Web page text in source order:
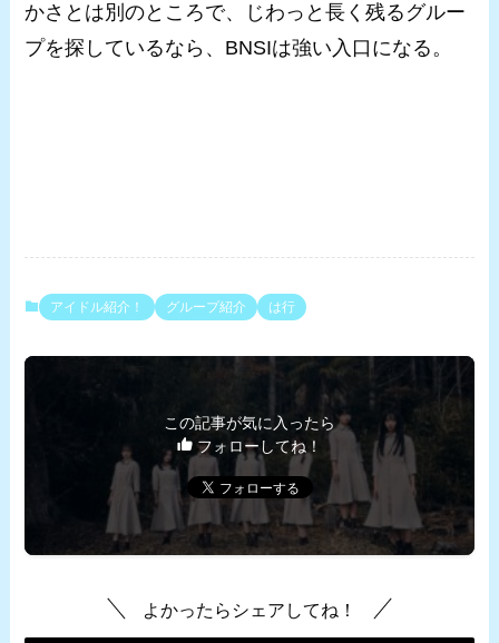
かさとは別のところで、じわっと長く残るグルー
プを探しているなら、BNSIは強い入口になる。
アイドル紹介！ グループ紹介 は行
この記事が気に入ったら
フォローしてね！
よかったらシェアしてね！